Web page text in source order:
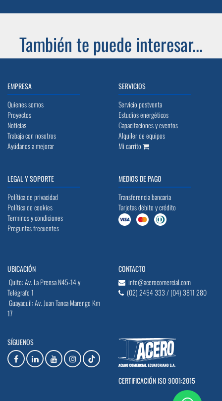
También te puede interesar...
EMPRESA
Quienes somos
Proyectos
Noticias
Trabaja con nosotros
Ayúdanos a mejorar
SERVICIOS
Servicio postventa
Estudios energéticos
Capacitaciones y eventos
Alquiler de equipos
Mi carrito
LEGAL Y SOPORTE
Política de privacidad
Política de cookies
Terminos y condiciones
Preguntas frecuentes
MEDIOS DE PAGO
Transferencia bancaria
Tarjetas débito y crédito
UBICACIÓN
Quito: Av. La Prensa N45-14 y
Telégrafo 1
Guayaquil: Av. Juan Tanca Marengo Km
17
CONTACTO
info@acerocomercial.com
(02) 2454 333 / (04) 3811 280
SÍGUENOS
CERTIFICACIÓN ISO 9001:2015